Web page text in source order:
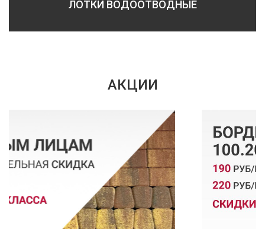
ЛОТКИ ВОДООТВОДНЫЕ
АКЦИИ